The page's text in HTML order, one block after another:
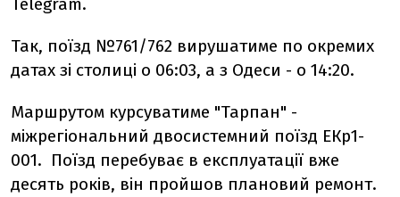
Так, поїзд №761/762 вирушатиме по окремих
датах зі столиці о 06:03, а з Одеси - о 14:20.
Маршрутом курсуватиме "Тарпан" -
міжрегіональний двосистемний поїзд ЕКр1-
001. Поїзд перебуває в експлуатації вже
десять років, він пройшов плановий ремонт.